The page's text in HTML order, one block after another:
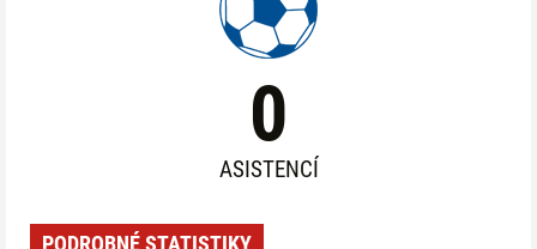
0
ASISTENCÍ
PODROBNÉ STATISTIKY